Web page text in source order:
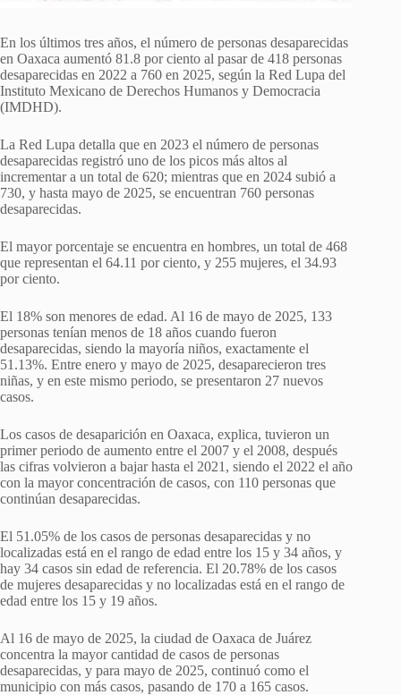
En los últimos tres años, el número de personas desaparecidas
en Oaxaca aumentó 81.8 por ciento al pasar de 418 personas
desaparecidas en 2022 a 760 en 2025, según la Red Lupa del
Instituto Mexicano de Derechos Humanos y Democracia
(IMDHD).
La Red Lupa detalla que en 2023 el número de personas
desaparecidas registró uno de los picos más altos al
incrementar a un total de 620; mientras que en 2024 subió a
730, y hasta mayo de 2025, se encuentran 760 personas
desaparecidas.
El mayor porcentaje se encuentra en hombres, un total de 468
que representan el 64.11 por ciento, y 255 mujeres, el 34.93
por ciento.
El 18% son menores de edad. Al 16 de mayo de 2025, 133
personas tenían menos de 18 años cuando fueron
desaparecidas, siendo la mayoría niños, exactamente el
51.13%. Entre enero y mayo de 2025, desaparecieron tres
niñas, y en este mismo periodo, se presentaron 27 nuevos
casos.
Los casos de desaparición en Oaxaca, explica, tuvieron un
primer periodo de aumento entre el 2007 y el 2008, después
las cifras volvieron a bajar hasta el 2021, siendo el 2022 el año
con la mayor concentración de casos, con 110 personas que
continúan desaparecidas.
El 51.05% de los casos de personas desaparecidas y no
localizadas está en el rango de edad entre los 15 y 34 años, y
hay 34 casos sin edad de referencia. El 20.78% de los casos
de mujeres desaparecidas y no localizadas está en el rango de
edad entre los 15 y 19 años.
Al 16 de mayo de 2025, la ciudad de Oaxaca de Juárez
concentra la mayor cantidad de casos de personas
desaparecidas, y para mayo de 2025, continuó como el
municipio con más casos, pasando de 170 a 165 casos.